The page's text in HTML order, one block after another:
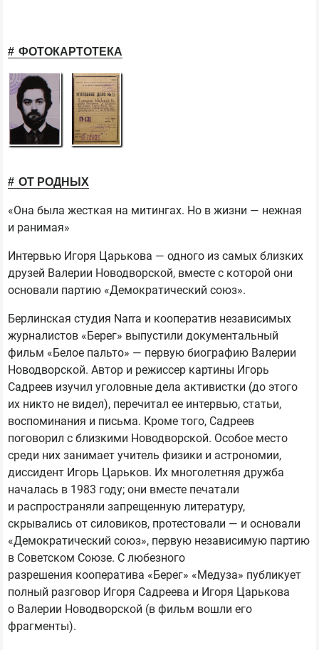
ФОТОКАРТОТЕКА
ОТ РОДНЫХ
«Она была жесткая на митингах. Но в жизни — нежная
и ранимая»
Интервью Игоря Царькова — одного из самых близких
друзей Валерии Новодворской, вместе с которой они
основали партию «Демократический союз».
Берлинская студия Narra и кооператив независимых
журналистов «Берег» выпустили документальный
фильм «Белое пальто» — первую биографию Валерии
Новодворской. Автор и режиссер картины Игорь
Садреев изучил уголовные дела активистки (до этого
их никто не видел), перечитал ее интервью, статьи,
воспоминания и письма. Кроме того, Садреев
поговорил с близкими Новодворской. Особое место
среди них занимает учитель физики и астрономии,
диссидент Игорь Царьков. Их многолетняя дружба
началась в 1983 году; они вместе печатали
и распространяли запрещенную литературу,
скрывались от силовиков, протестовали — и основали
«Демократический союз», первую независимую партию
в Советском Союзе. С любезного
разрешения кооператива «Берег» «Медуза» публикует
полный разговор Игоря Садреева и Игоря Царькова
о Валерии Новодворской (в фильм вошли его
фрагменты).